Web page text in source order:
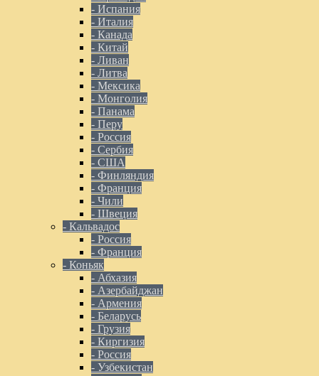
- Испания
- Италия
- Канада
- Китай
- Ливан
- Литва
- Мексика
- Монголия
- Панама
- Перу
- Россия
- Сербия
- США
- Финляндия
- Франция
- Чили
- Швеция
- Кальвадос
- Россия
- Франция
- Коньяк
- Абхазия
- Азербайджан
- Армения
- Беларусь
- Грузия
- Киргизия
- Россия
- Узбекистан